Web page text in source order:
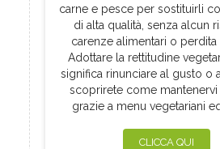
carne e pesce per sostituirli
di alta qualità, senza alcun
carenze alimentari o perdita
Adottare la rettitudine
significa rinunciare al gusto o
scoprirete come mantenervi
grazie a menu vegetariani
CLICCA QUI